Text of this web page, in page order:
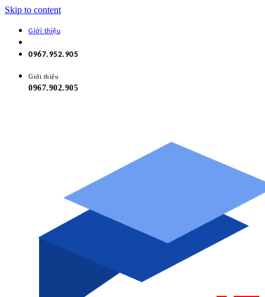
Skip to content
Giới thiệu
0967.952.905
Giới thiệu
0967.902.905